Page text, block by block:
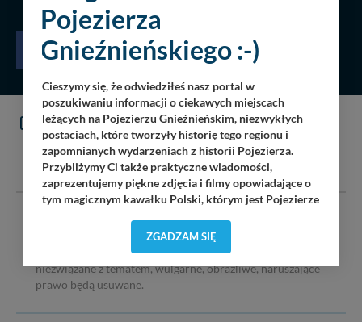
KOMENTARZE (0)
DODAJ KOMENTARZ
Serwis pojezierze24.pl nie ponosi odpowiedzialności za
treść komentarzy i opinii. Prosimy o zamieszczanie
komentarzy dotyczących danej tematyki dyskusji. Wpisy
niezwiązane z tematem, wulgarne, obraźliwe, naruszające
prawo będą usuwane.
Pojezierza
Gnieźnieńskiego :-)
Cieszymy się, że odwiedziłeś nasz portal w
poszukiwaniu informacji o ciekawych miejscach
leżących na Pojezierzu Gnieźnieńskim, niezwykłych
postaciach, które tworzyły historię tego regionu i
zapomnianych wydarzeniach z historii Pojezierza.
Przybliżymy Ci także praktyczne wiadomości,
zaprezentujemy piękne zdjęcia i filmy opowiadające o
tym magicznym kawałku Polski, którym jest Pojezierze
Pojezierze Gnieźnieńskie odkrywać dla Ciebie na
składający się z pasjonatów, miłośników, czy wręcz
osób zakochanych w naszej
portal, poprzez jego rozbudowę oraz dostarczanie
ZGADZAM SIĘ